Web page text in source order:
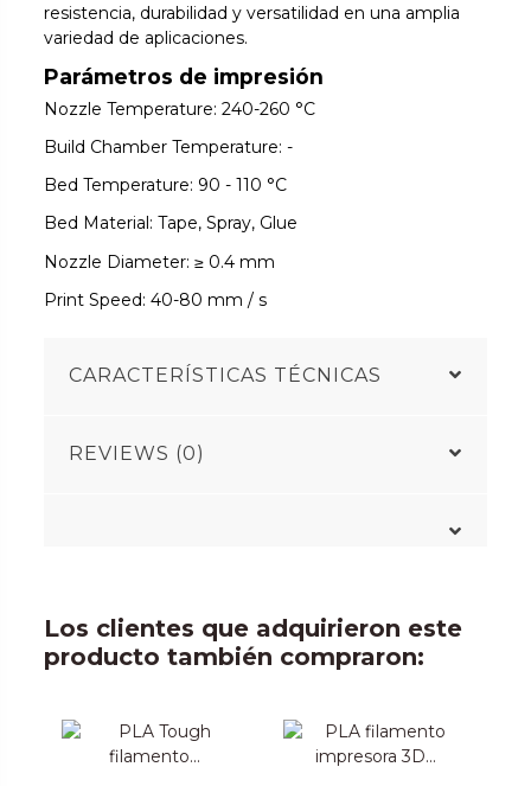
resistencia, durabilidad y versatilidad en una amplia
variedad de aplicaciones.
Parámetros de impresión
Nozzle Temperature: 240-260 °C
Build Chamber Temperature: -
Bed Temperature: 90 - 110 °C
Bed Material: Tape, Spray, Glue
Nozzle Diameter: ≥ 0.4 mm
Print Speed: 40-80 mm / s
CARACTERÍSTICAS TÉCNICAS
REVIEWS (0)
Los clientes que adquirieron este
producto también compraron: